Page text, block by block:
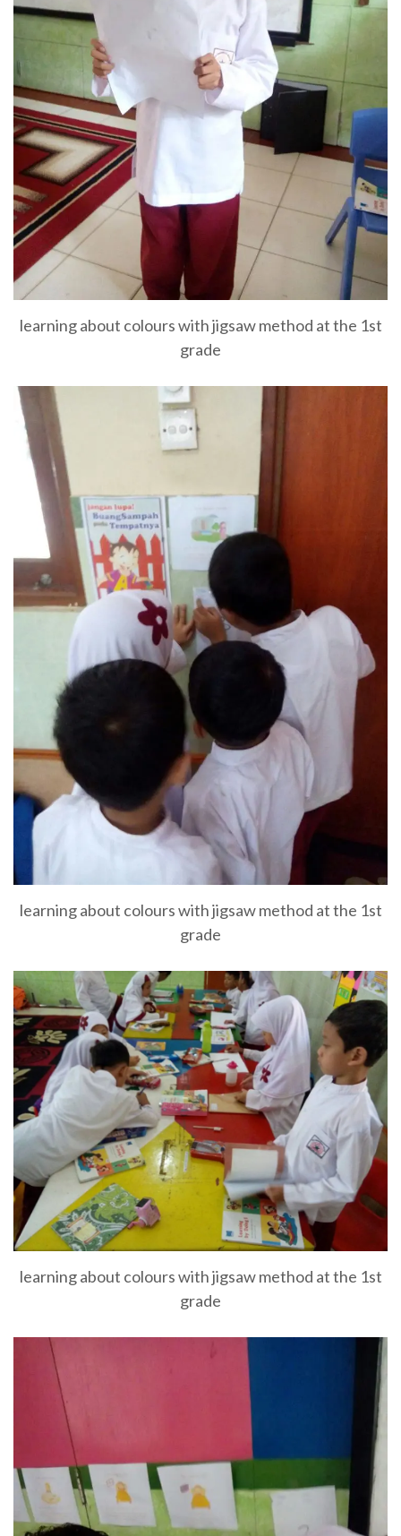
learning about colours with jigsaw method at the 1st
grade
learning about colours with jigsaw method at the 1st
grade
learning about colours with jigsaw method at the 1st
grade